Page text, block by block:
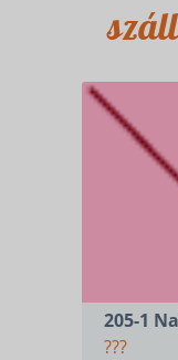
205-1
???